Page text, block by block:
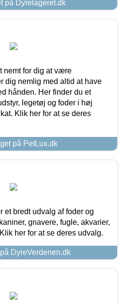
på Dyrelageret.dk
nemt for dig at være
dig nemlig med altid at have
hånden. Her finder du et
legetøj og foder i høj
Klik her for at se deres
på PetLux.dk
et bredt udvalg af foder og
gnavere, fugle, akvarier,
her for at se deres udvalg.
DyreVerdenen.dk